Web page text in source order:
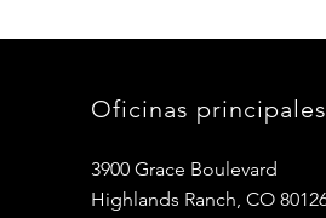
Oficinas principales
3900 Grace Boulevard
Highlands Ranch, CO